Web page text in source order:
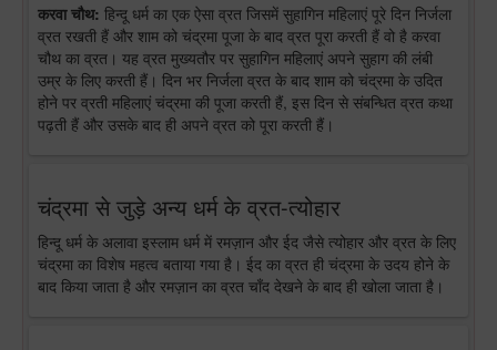
करवा चौथ: हिन्दू धर्म का एक ऐसा व्रत जिसमें सुहागिन महिलाएं पूरे दिन निर्जला
व्रत रखती हैं और शाम को चंद्रमा पूजा के बाद व्रत पूरा करती हैं वो है करवा
चौथ का व्रत। यह व्रत मुख्यतौर पर सुहागिन महिलाएं अपने सुहाग की लंबी
उम्र के लिए करती हैं। दिन भर निर्जला व्रत के बाद शाम को चंद्रमा के उदित
होने पर व्रती महिलाएं चंद्रमा की पूजा करती हैं, इस दिन से संबन्धित व्रत कथा
पढ़ती हैं और उसके बाद ही अपने व्रत को पूरा करती हैं।
चंद्रमा से जुड़े अन्य धर्म के व्रत-त्योहार
हिन्दू धर्म के अलावा इस्लाम धर्म में रमज़ान और ईद जैसे त्योहार और व्रत के लिए
चंद्रमा का विशेष महत्व बताया गया है। ईद का व्रत ही चंद्रमा के उदय होने के
बाद किया जाता है और रमज़ान का व्रत चाँद देखने के बाद ही खोला जाता है।